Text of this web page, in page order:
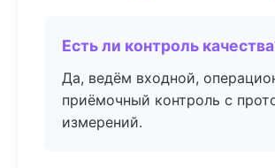
Есть ли контроль
Да, ведём входной,
приёмочный контроль с
измерений.